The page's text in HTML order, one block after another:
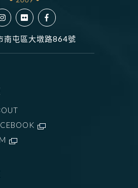
南屯區大墩路864號